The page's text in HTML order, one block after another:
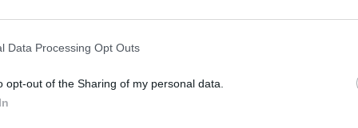
Data Processing Opt Outs
opt-out of the Sharing of my personal data.
από τον Dj Stephan
να κρύβει το συναίσθημά της, η
με τον οποίο ήταν ζευγάρι από το 2022. «Δε
και λίγο λεπτό και λίγο νωρίς. Ίσως είναι
newsletter